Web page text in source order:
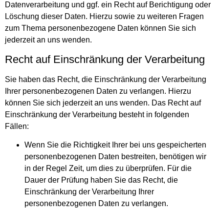
Datenverarbeitung und ggf. ein Recht auf Berichtigung oder
Löschung dieser Daten. Hierzu sowie zu weiteren Fragen
zum Thema personenbezogene Daten können Sie sich
jederzeit an uns wenden.
Recht auf Einschränkung der Verarbeitung
Sie haben das Recht, die Einschränkung der Verarbeitung
Ihrer personenbezogenen Daten zu verlangen. Hierzu
können Sie sich jederzeit an uns wenden. Das Recht auf
Einschränkung der Verarbeitung besteht in folgenden
Fällen:
Wenn Sie die Richtigkeit Ihrer bei uns gespeicherten
personenbezogenen Daten bestreiten, benötigen wir
in der Regel Zeit, um dies zu überprüfen. Für die
Dauer der Prüfung haben Sie das Recht, die
Einschränkung der Verarbeitung Ihrer
personenbezogenen Daten zu verlangen.